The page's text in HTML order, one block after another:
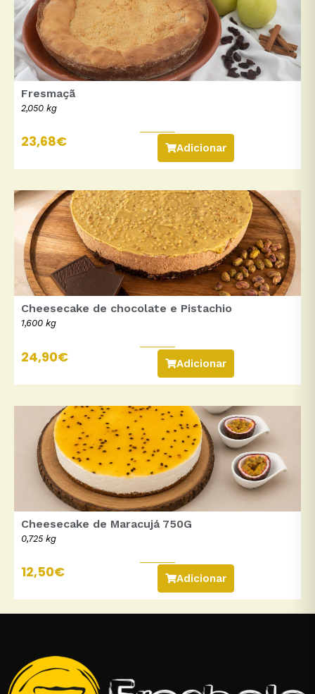
Fresmaçã
2,050 kg
23,68€ Adicionar
Cheesecake de chocolate e Pistachio
1,600 kg
24,90€ Adicionar
Cheesecake de Maracujá 750G
0,725 kg
12,50€ Adicionar